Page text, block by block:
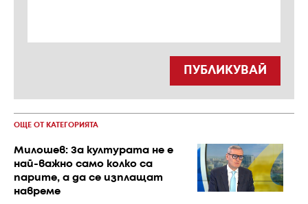
ПУБЛИКУВАЙ
ОЩЕ ОТ КАТЕГОРИЯТА
Милошев: За културата не е
най-важно само колко са
парите, а да се изплащат
навреме